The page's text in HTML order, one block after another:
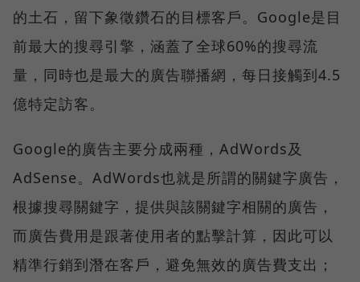
的土石，留下象徵鑽石的目標客戶。Google是目
前最大的搜尋引擎，涵蓋了全球60%的搜尋流
量，同時也是最大的廣告聯播網，每日接觸到4.5
億特定訪客。
Google的廣告主要分成兩種，AdWords及
AdSense。AdWords也就是所謂的關鍵字廣告，
根據搜尋關鍵字，提供與該關鍵字相關的廣告，
而廣告費用是跟著使用者的點擊計算，因此可以
精準行銷到潛在客戶，避免無效的廣告費支出；